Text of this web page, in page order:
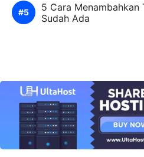
5 Cara
Sudah Ada